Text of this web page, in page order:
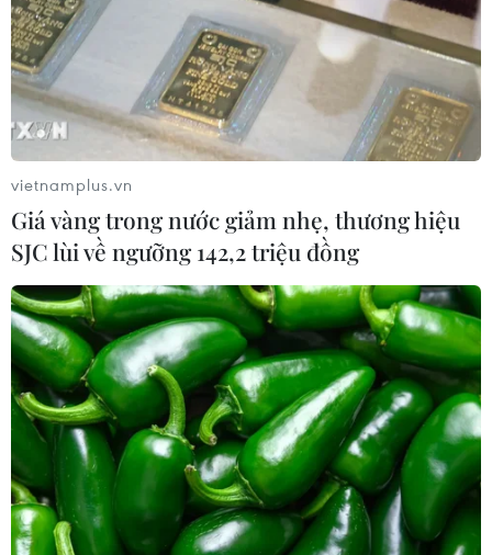
vietnamplus.vn
Giá vàng trong nước giảm nhẹ, thương hiệu
SJC lùi về ngưỡng 142,2 triệu đồng